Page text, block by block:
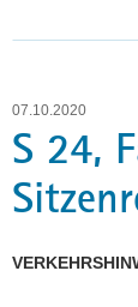
e
g
r
e
i
f
n
v
g
a
t
i
o
a
t
n
o
r
m
a
t
o
e
e
i
c
h
07.10.2020
S 24,